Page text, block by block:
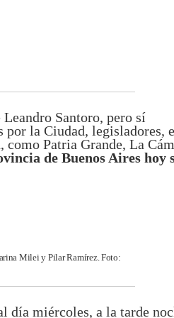
Santoro, pero sí
por la Ciudad, legisladores,
Patria Grande, La
de Buenos Aires hoy
Milei y Pilar Ramírez. Foto:
día miércoles, a la tarde